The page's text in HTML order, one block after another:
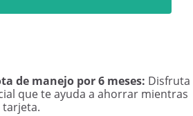
de manejo por 6 meses: Disfruta
que te ayuda a ahorrar mientras
tarjeta.